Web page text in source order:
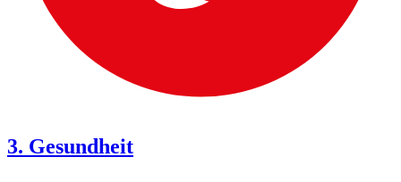
3. Gesundheit